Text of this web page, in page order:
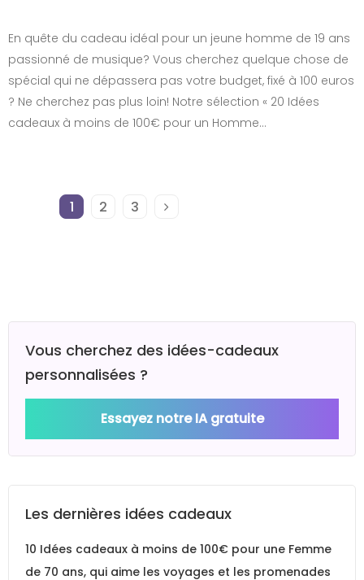
En quête du cadeau idéal pour un jeune homme de 19 ans
passionné de musique? Vous cherchez quelque chose de
spécial qui ne dépassera pas votre budget, fixé à 100 euros
? Ne cherchez pas plus loin! Notre sélection « 20 Idées
cadeaux à moins de 100€ pour un Homme…
1 2 3
Vous cherchez des idées-cadeaux
personnalisées ?
Essayez notre IA gratuite
Les dernières idées cadeaux
10 Idées cadeaux à moins de 100€ pour une Femme
de 70 ans, qui aime les voyages et les promenades